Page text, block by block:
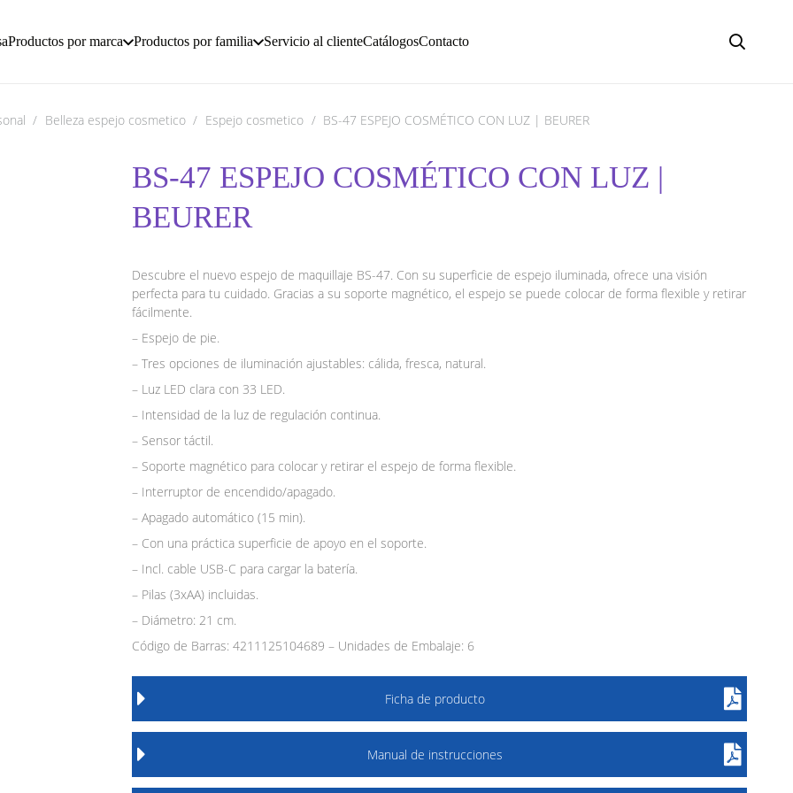
Productos por marca Productos por familia Servicio al clienteCatálogosContacto
/ Belleza espejo cosmetico / Espejo cosmetico / BS-47 ESPEJO COSMÉTICO CON LUZ | BEURER
BS-47 ESPEJO COSMÉTICO CON LUZ |
BEURER
Descubre el nuevo espejo de maquillaje BS-47. Con su superficie de espejo iluminada, ofrece una visión
perfecta para tu cuidado. Gracias a su soporte magnético, el espejo se puede colocar de forma flexible y retirar
fácilmente.
– Espejo de pie.
– Tres opciones de iluminación ajustables: cálida, fresca, natural.
– Luz LED clara con 33 LED.
– Intensidad de la luz de regulación continua.
– Sensor táctil.
– Soporte magnético para colocar y retirar el espejo de forma flexible.
– Interruptor de encendido/apagado.
– Apagado automático (15 min).
– Con una práctica superficie de apoyo en el soporte.
– Incl. cable USB-C para cargar la batería.
– Pilas (3xAA) incluidas.
– Diámetro: 21 cm.
Código de Barras: 4211125104689 – Unidades de Embalaje: 6
Ficha de producto
Manual de instrucciones